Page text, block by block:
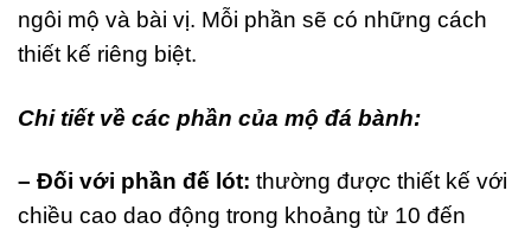
ngôi mộ và bài vị. Mỗi phần sẽ có những cách
thiết kế riêng biệt.
Chi tiết về các phần của mộ đá bành:
– Đối với phần đế lót: thường được thiết kế với
chiều cao dao động trong khoảng từ 10 đến